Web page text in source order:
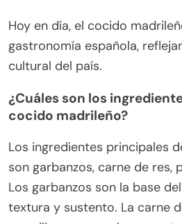
Hoy en día, el cocido
gastronomía española,
cultural del país.
¿Cuáles son los
cocido madrileño?
Los ingredientes principales
son garbanzos, carne de res,
Los garbanzos son la base
textura y sustento. La carne